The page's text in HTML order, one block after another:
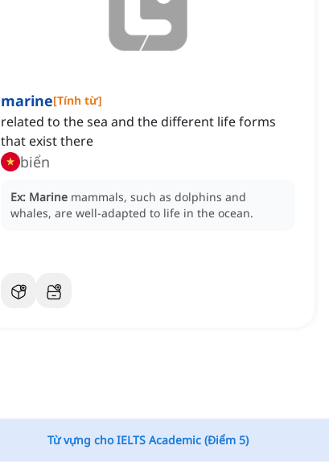
marine[Tính từ]
related to the sea and the different life forms
that exist there
biển
Ex: Marine mammals, such as dolphins and
whales, are well-adapted to life in the ocean.
Từ vựng cho IELTS Academic (Điểm 5)